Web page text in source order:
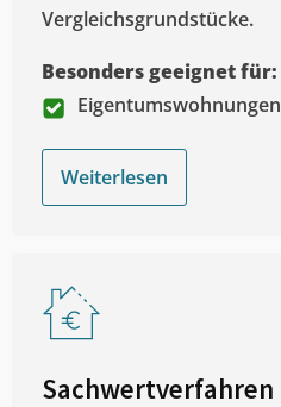
Vergleichsgrundstücke.
Besonders geeignet für:
Eigentumswohnungen
Weiterlesen
Sachwertverfahren